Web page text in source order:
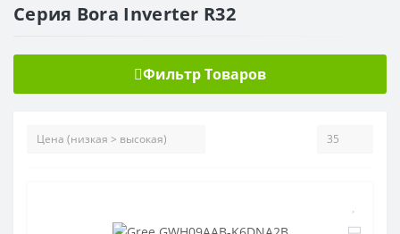
Серия Bora Inverter R32
Фильтр Товаров